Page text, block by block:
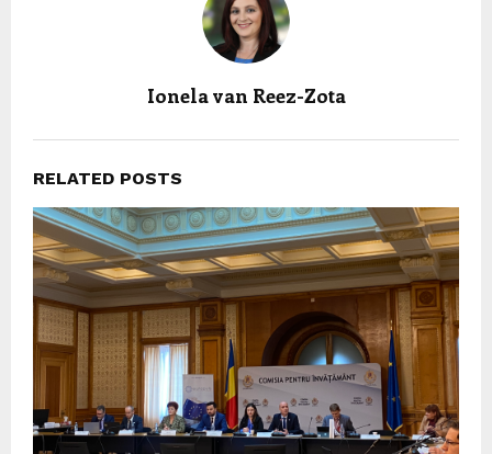
Ionela van Reez-Zota
RELATED POSTS